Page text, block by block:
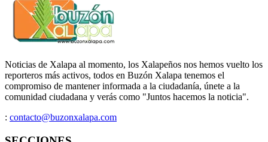
Noticias de Xalapa al momento, los Xalapeños nos hemos vuelto los
reporteros más activos, todos en Buzón Xalapa tenemos el
compromiso de mantener informada a la ciudadanía, únete a la
comunidad ciudadana y verás como "Juntos hacemos la noticia".
: contacto@buzonxalapa.com